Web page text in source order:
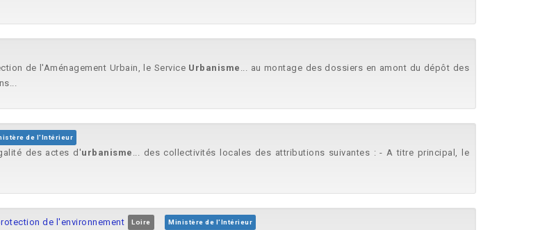
de l'Aménagement Urbain, le Service Urbanisme ... au montage des dossiers en amont du dépôt des
de l'Intérieur
des actes d'urbanisme ... des collectivités locales des attributions suivantes : - A titre principal, le
de l'environnement Loire Ministère de l'Intérieur